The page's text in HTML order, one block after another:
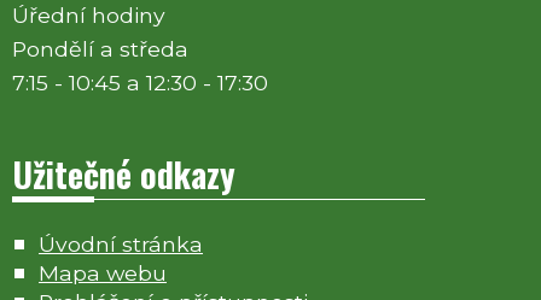
Úřední hodiny
Pondělí a středa
7:15 - 10:45 a 12:30 - 17:30
Užitečné odkazy
Úvodní stránka
Mapa webu